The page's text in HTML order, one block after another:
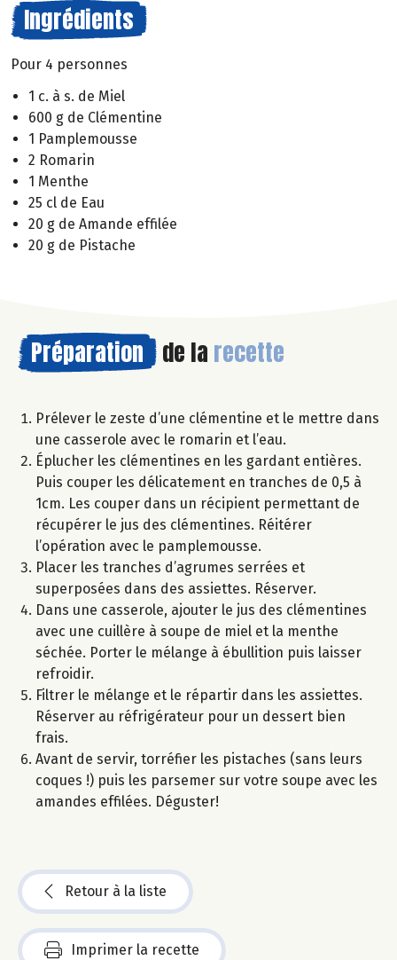
Ingrédients
Pour 4 personnes
1 c. à s. de Miel
600 g de Clémentine
1 Pamplemousse
2 Romarin
1 Menthe
25 cl de Eau
20 g de Amande effilée
20 g de Pistache
Préparation de la recette
Prélever le zeste d’une clémentine et le mettre dans
une casserole avec le romarin et l’eau.
Éplucher les clémentines en les gardant entières.
Puis couper les délicatement en tranches de 0,5 à
1cm. Les couper dans un récipient permettant de
récupérer le jus des clémentines. Réitérer
l’opération avec le pamplemousse.
Placer les tranches d’agrumes serrées et
superposées dans des assiettes. Réserver.
Dans une casserole, ajouter le jus des clémentines
avec une cuillère à soupe de miel et la menthe
séchée. Porter le mélange à ébullition puis laisser
refroidir.
Filtrer le mélange et le répartir dans les assiettes.
Réserver au réfrigérateur pour un dessert bien
frais.
Avant de servir, torréfier les pistaches (sans leurs
coques !) puis les parsemer sur votre soupe avec les
amandes effilées. Déguster!
Retour à la liste
Imprimer la recette